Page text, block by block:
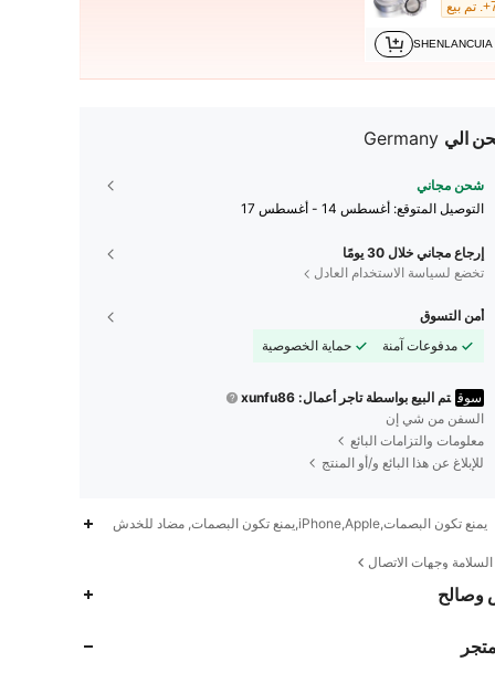
SHENLANCUIA
الي Germany
شحن مجاني
التوصيل المتوقع: أغسطس 14 - أغسطس 17
إرجاع مجاني خلال 30 يومًا
تخضع لسياسة الاستخدام العادل
أمن التسوق
مدفوعات آمنة
حماية الخصوصية
سوق تم البيع بواسطة تاجر أعمال: xunfu86
السفن من شي إن
معلومات والتزامات البائع
للإبلاغ عن هذا البائع و/أو المنتج
يمنع تكون البصمات,iPhone,Apple,يمنع تكون البصمات, مضاد للخدش
وجهات الاتصال
وصالح
4.75
4.75